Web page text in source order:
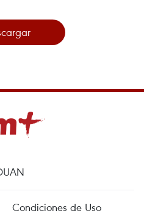
Condiciones de Uso